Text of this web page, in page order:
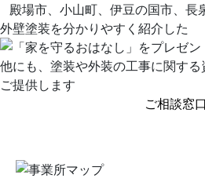
殿場市、小山町、伊豆の国市、⻑
外壁塗装を分かりやすく紹介した
をプレゼン
他にも、塗装や外装の工事に関する
ご提供します
ご相談窓口